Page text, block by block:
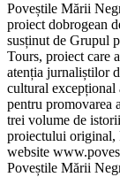
Poveștile Mării
proiect dobrogean
susținut de Grupul
Tours, proiect care
atenția jurnaliștilor
cultural excepțional
pentru promovarea
trei volume de
proiectului original,
website
Poveștile Mării